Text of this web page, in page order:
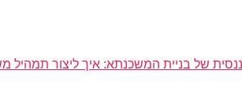
של בניית המשכנתא: איך ליצור תמהיל